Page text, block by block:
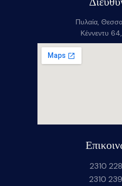
Πυλαία,
Κέννεντυ
2310
2310